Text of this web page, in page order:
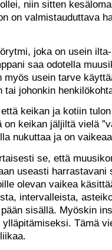
niin sitten
on valmistauduttava
joka on usein
saa odotella
usein tarve
johonkin
keikan ja kotiin
keikan jäljiltä vielä
nukuttaa ja on
se, että
useasti harrastavani
olevan vaikea
intervalleista,
sisällä. Myöskin
Tämä